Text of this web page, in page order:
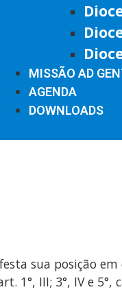
MISSÃO AD
AGENDA
DOWNLOADS
sua posição
1°, III; 3°, IV e 5°,